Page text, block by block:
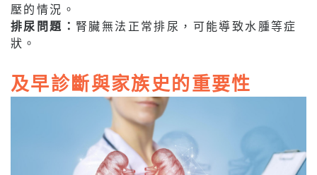
壓的情況。
排尿問題： 腎臟無法正常排尿，可能導致水腫等症
狀。
及早診斷與家族史的重要性